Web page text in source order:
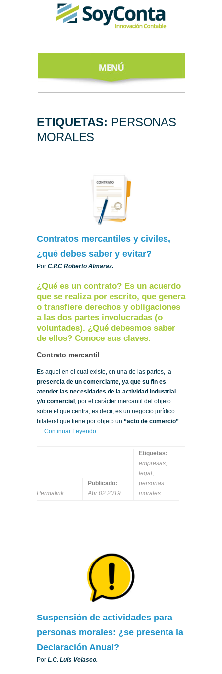
ACERCA DE
NUESTROS
EL CFDI 4.0
REGÍSTRATE
AL NEWSLETTER
ETIQUETAS: PERSONAS
MORALES
Contratos mercantiles y civiles,
¿qué debes saber y evitar?
Por C.P.C Roberto Almaraz.
¿Qué es un contrato? Es un acuerdo
que se realiza por escrito, que genera
o transfiere derechos y obligaciones
a las dos partes involucradas (o
voluntades). ¿Qué debesmos saber
de ellos? Conoce sus claves.
Contrato mercantil
Es aquel en el cual existe, en una de las partes, la
presencia de un comerciante, ya que su fin es
atender las necesidades de la actividad industrial
y/o comercial , por el carácter mercantil del objeto
sobre el que centra, es decir, es un negocio jurídico
bilateral que tiene por objeto un “acto de comercio”.
… Continuar Leyendo
Permalink
Publicado:
Abr 02 2019
Etiquetas:
empresas,
legal,
personas
morales
Suspensión de actividades para
personas morales: ¿se presenta la
Declaración Anual?
Por L.C. Luis Velasco.